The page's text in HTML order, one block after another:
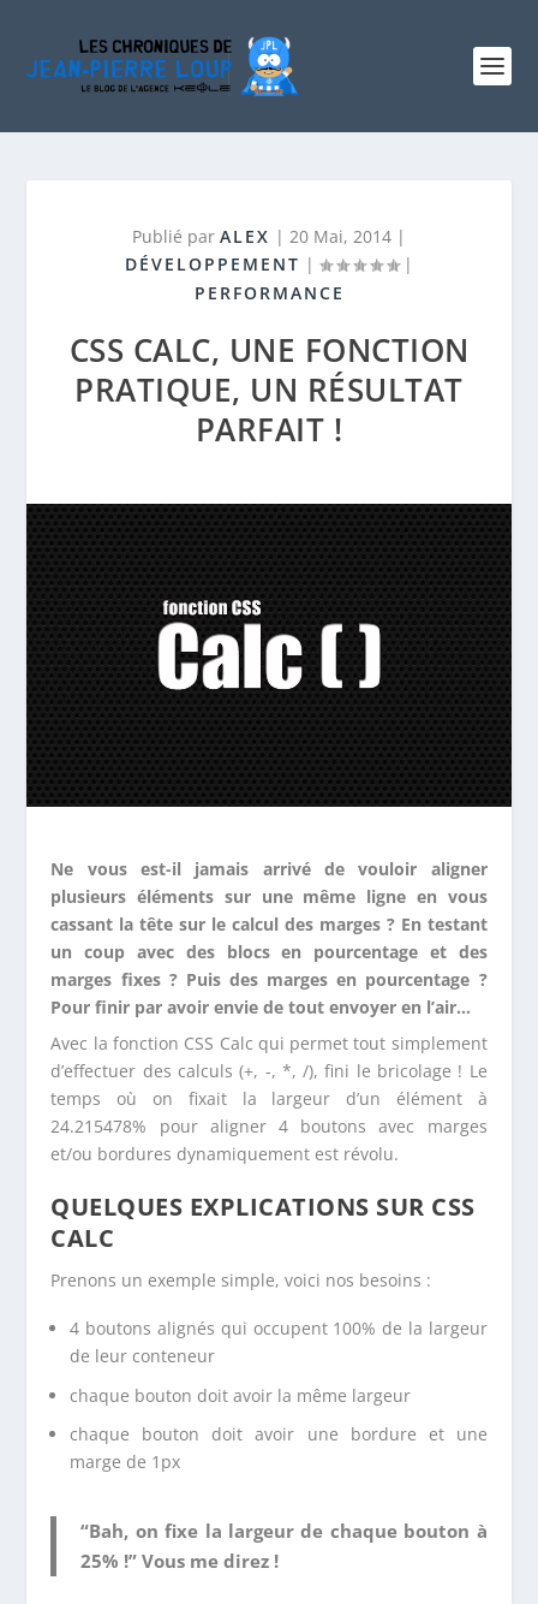
Publié par ALEX | 20 Mai, 2014 |
DÉVELOPPEMENT |
|
PERFORMANCE
CSS CALC, UNE FONCTION
PRATIQUE, UN RÉSULTAT
PARFAIT !
Ne vous est-il jamais arrivé de vouloir aligner
plusieurs éléments sur une même ligne en vous
cassant la tête sur le calcul des marges ? En testant
un coup avec des blocs en pourcentage et des
marges fixes ? Puis des marges en pourcentage ?
Pour finir par avoir envie de tout envoyer en l’air…
Avec la fonction CSS Calc qui permet tout simplement
d’effectuer des calculs (+, -, *, /), fini le bricolage ! Le
temps où on fixait la largeur d’un élément à
24.215478% pour aligner 4 boutons avec marges
et/ou bordures dynamiquement est révolu.
QUELQUES EXPLICATIONS SUR CSS
CALC
Prenons un exemple simple, voici nos besoins :
4 boutons alignés qui occupent 100% de la largeur
de leur conteneur
chaque bouton doit avoir la même largeur
chaque bouton doit avoir une bordure et une
marge de 1px
“Bah, on fixe la largeur de chaque bouton à
25% !” Vous me direz !